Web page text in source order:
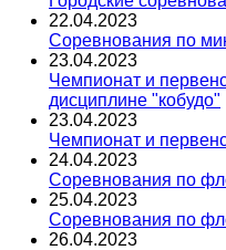
22.04.2023
Соревнования по
23.04.2023
Чемпионат и
дисциплине "кобудо"
23.04.2023
Чемпионат и
24.04.2023
Соревнования по
25.04.2023
Соревнования по
26.04.2023